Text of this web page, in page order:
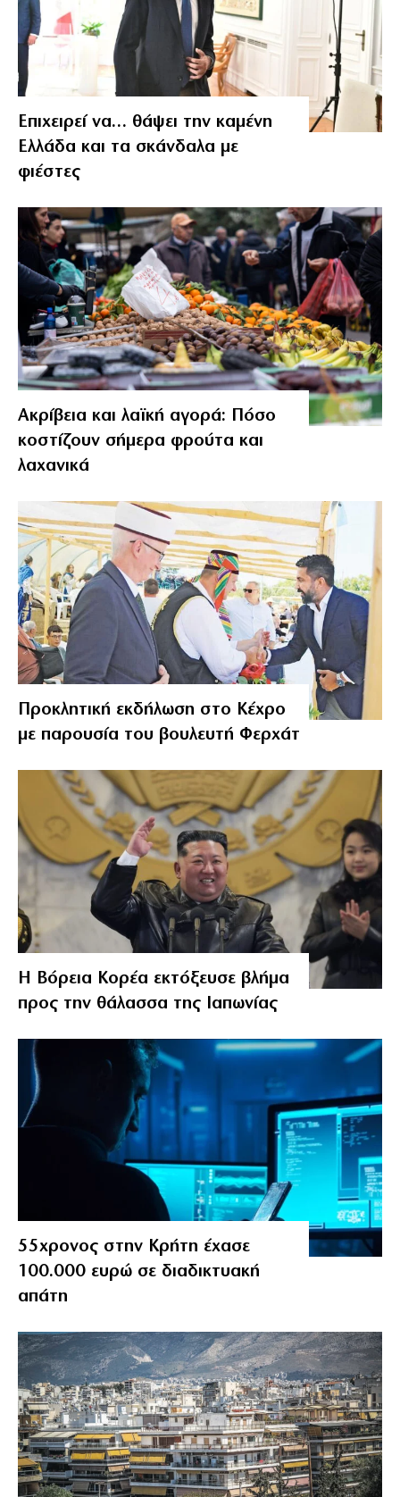
Επιχειρεί να… θάψει την καμένη
Ελλάδα και τα σκάνδαλα με
φιέστες
Ακρίβεια και λαϊκή αγορά: Πόσο
κοστίζουν σήμερα φρούτα και
λαχανικά
Προκλητική εκδήλωση στο Κέχρο
με παρουσία του βουλευτή Φερχάτ
Η Βόρεια Κορέα εκτόξευσε βλήμα
προς την θάλασσα της Ιαπωνίας
55χρονος στην Κρήτη έχασε
100.000 ευρώ σε διαδικτυακή
απάτη